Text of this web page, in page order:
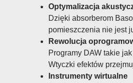
Optymalizacja
Dzięki absorberom
pomieszczenia nie jest
Rewolucja
Programy DAW takie
Wtyczki efektów
Instrumenty wirtualne